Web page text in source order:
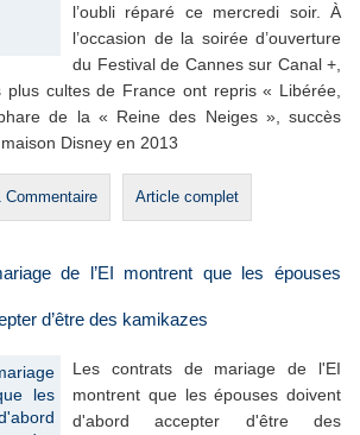
l’oubli réparé ce mercredi soir. À
l’occasion de la soirée d’ouverture
du Festival de Cannes sur Canal +,
plus cultes de France ont repris « Libérée,
de la « Reine des Neiges », succès
Disney en 2013
Commentaire Article complet
de l’EI montrent que les épouses
d’être des kamikazes
Les contrats de mariage de l'EI
montrent que les épouses doivent
d'abord accepter d'être des